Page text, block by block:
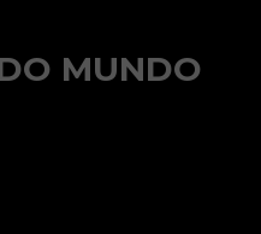
MUNDO